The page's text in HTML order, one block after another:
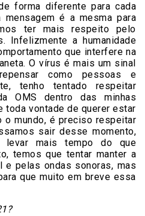
forma diferente para cada
é a mesma para
ter mais respeito pelo
Infelizmente a humanidade
que interfere na
O vírus é mais um sinal
como pessoas e
tenho tentado respeitar
OMS dentro das minhas
vontade de querer estar
o mundo, é preciso respeitar
sair desse momento,
levar mais tempo do que
temos que tentar manter a
e pelas ondas sonoras, mas
que muito em breve essa